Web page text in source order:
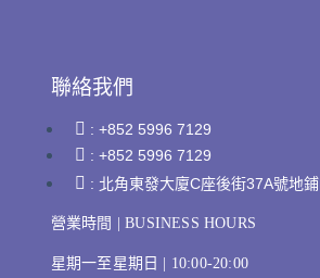
聯絡我們
: +852 5996 7129
: +852 5996 7129
: 北角東發大廈C座後街37A號地鋪
營業時間 | BUSINESS HOURS
星期一至星期日 | 10:00-20:00